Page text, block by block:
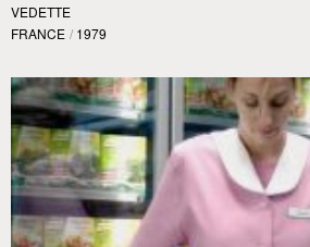
VEDETTE
FRANCE / 1979